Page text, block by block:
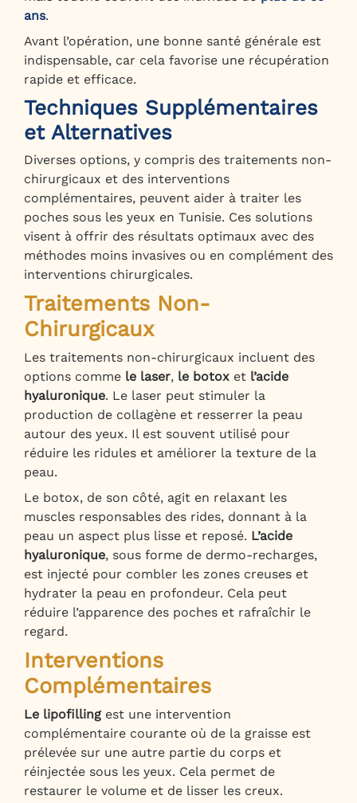
ans.
Avant l’opération, une bonne santé générale est
indispensable, car cela favorise une récupération
rapide et efficace.
Techniques Supplémentaires
et Alternatives
Diverses options, y compris des traitements non-
chirurgicaux et des interventions
complémentaires, peuvent aider à traiter les
poches sous les yeux en Tunisie. Ces solutions
visent à offrir des résultats optimaux avec des
méthodes moins invasives ou en complément des
interventions chirurgicales.
Traitements Non-
Chirurgicaux
Les traitements non-chirurgicaux incluent des
options comme le laser, le botox et l’acide
hyaluronique. Le laser peut stimuler la
production de collagène et resserrer la peau
autour des yeux. Il est souvent utilisé pour
réduire les ridules et améliorer la texture de la
peau.
Le botox, de son côté, agit en relaxant les
muscles responsables des rides, donnant à la
peau un aspect plus lisse et reposé. L’acide
hyaluronique, sous forme de dermo-recharges,
est injecté pour combler les zones creuses et
hydrater la peau en profondeur. Cela peut
réduire l’apparence des poches et rafraîchir le
regard.
Interventions
Complémentaires
Le lipofillingest une intervention
complémentaire courante où de la graisse est
prélevée sur une autre partie du corps et
réinjectée sous les yeux. Cela permet de
restaurer le volume et de lisser les creux.